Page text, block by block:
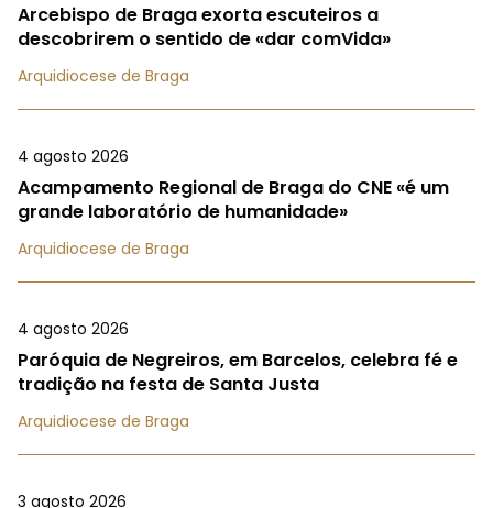
Arcebispo de Braga exorta escuteiros a
descobrirem o sentido de «dar comVida»
Arquidiocese de Braga
4 agosto 2026
Acampamento Regional de Braga do CNE «é um
grande laboratório de humanidade»
Arquidiocese de Braga
4 agosto 2026
Paróquia de Negreiros, em Barcelos, celebra fé e
tradição na festa de Santa Justa
Arquidiocese de Braga
3 agosto 2026